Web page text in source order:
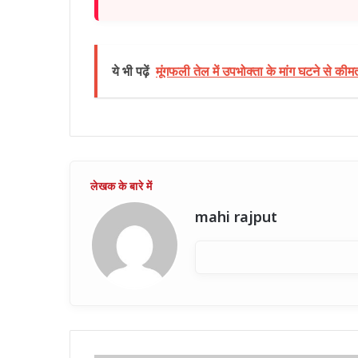
ये भी पढ़ें मूंगफली तेल में उपभोक्ता के मांग घटने से
mahi rajput